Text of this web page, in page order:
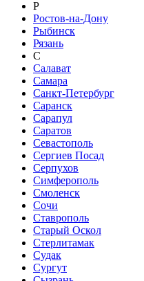
Р
Ростов-на-Дону
Рыбинск
Рязань
С
Салават
Самара
Санкт-Петербург
Саранск
Сарапул
Саратов
Севастополь
Сергиев Посад
Серпухов
Симферополь
Смоленск
Сочи
Ставрополь
Старый Оскол
Стерлитамак
Судак
Сургут